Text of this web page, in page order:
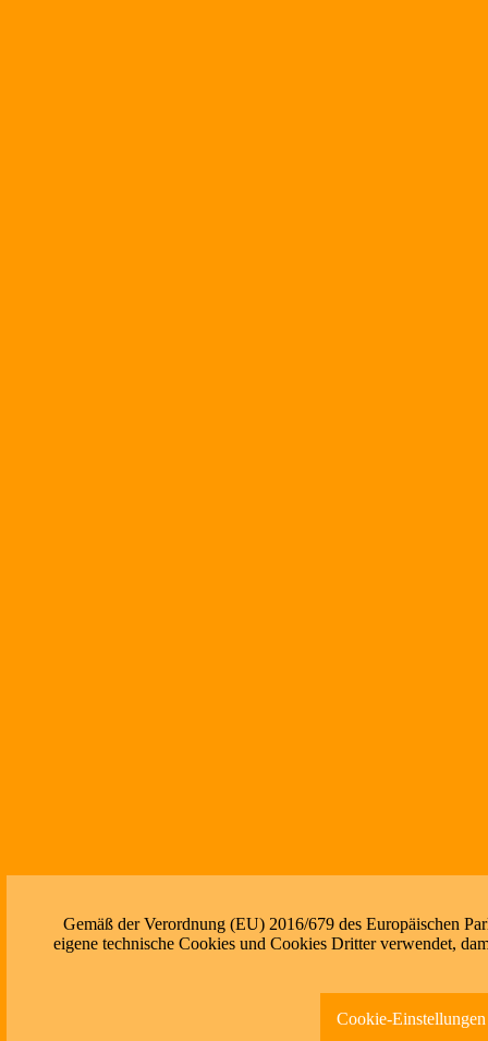
Gemäß der Verordnung (EU) 2016/679 des Europäischen
eigene technische Cookies und Cookies Dritter verwendet,
Cookie-Einstellungen